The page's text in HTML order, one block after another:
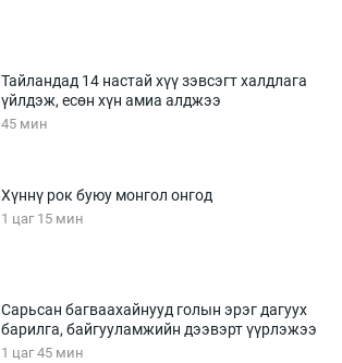
Тайландад 14 настай хүү зэвсэгт халдлага
үйлдэж, есөн хүн амиа алджээ
45 мин
Хүннү рок буюу монгол онгод
1 цаг 15 мин
Сарьсан багваахайнууд голын эрэг дагуух
барилга, байгууламжийн дээвэрт үүрлэжээ
1 цаг 45 мин